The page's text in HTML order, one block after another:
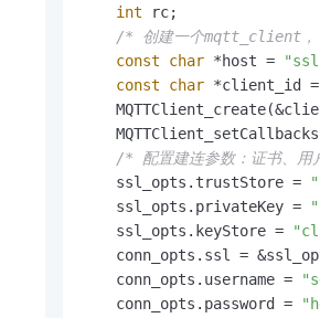
int rc;
/* 创建一个mqtt_client
const
char *host =
const
char *client_id =
/* 配置建连参数：证书、用
    ssl_opts.trustStore =
    ssl_opts.privateKey =
    ssl_opts.keyStore =
conn_opts.ssl =
    conn_opts.username =
    conn_opts.password =